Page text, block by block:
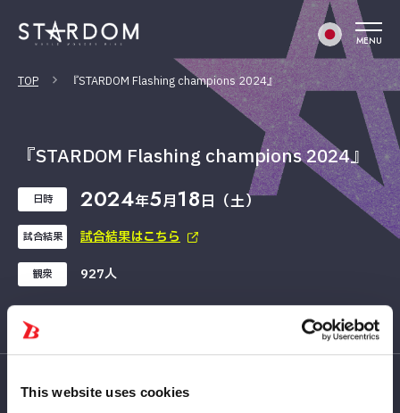
This website uses cookies
MENU
TOP 『STARDOM Flashing champions 2024』
『STARDOM Flashing champions 2024』
日時 2024年5月18日（土）
試合結果 試合結果はこちら
観衆 927人